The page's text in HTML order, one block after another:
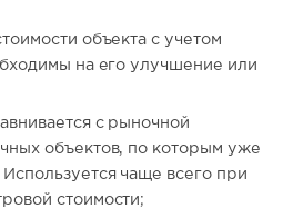
объекта с учетом
на его улучшение или
с рыночной
объектов, по которым уже
чаще всего при
стоимости;